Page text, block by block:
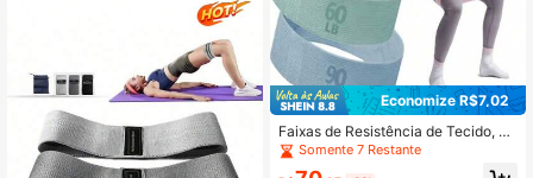
Economize R$7,02
Faixas de Resistência de Tecido, Fa
ixas de Resistência para Yoga, Pilat
es e Reabilitação para Pernas e Glú
Somente 7 Restante